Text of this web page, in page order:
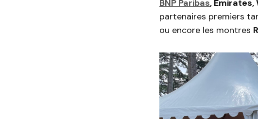
BNP Paribas, Emirates,
partenaires premiers
ou encore les montres